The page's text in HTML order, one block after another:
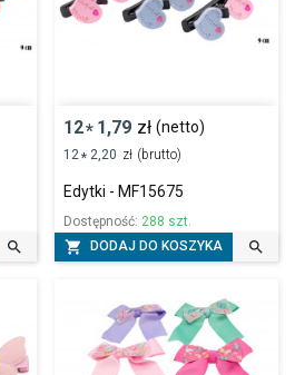

12* 1,79 zł (netto)
12* 2,20 zł (brutto)
Edytki - MF15675
Dostępność: 288 szt.
 DODAJ DO KOSZYKA 